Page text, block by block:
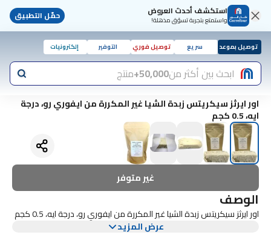
استكشف أحدث العروض
واستمتع بتجربة تسوّق مذهلة! حمّل التطبيق
توصيل بموعد سريع توصيل فوري التوفير إلكترونيات
ابحث بين أكثر من50,000+ منتج
اور ايرثز سيكريتس زبدة الشيا غير المكررة من ايفوري رو، درجة
ايه، 0.5 كجم
غير متوفر
الوصف
اور ايرثز سيكريتس زبدة الشيا غير المكررة من ايفوري رو، درجة ايه، 0.5 كجم
عرض المزيد